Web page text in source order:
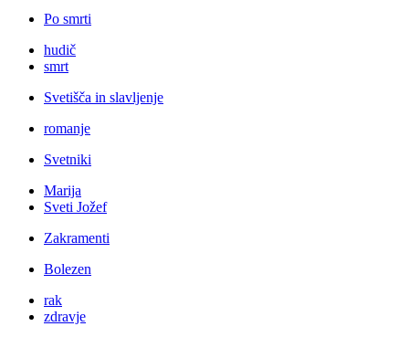
Po smrti
hudič
smrt
Svetišča in slavljenje
romanje
Svetniki
Marija
Sveti Jožef
Zakramenti
Bolezen
rak
zdravje